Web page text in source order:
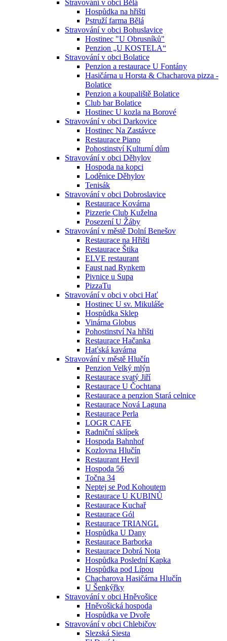
Stravování v obci Bělá
Hospůdka na hřišti
Pstruží farma Bělá
Stravování v obci Bohuslavice
Hostinec "U Obrusníků"
Penzion „U KOSTELA“
Stravování v obci Bolatice
Penzion a restaurace U Fontány
Hasičárna u Horsta & Chacharova pizza -
Bolatice
Penzion a koupaliště Bolatice
Club bar Bolatice
Hostinec U kozla na Borové
Stravování v obci Darkovice
Hostinec Na Zastávce
Restaurace Piano
Pohostinství Kulturní dům
Stravování v obci Děhylov
Hospoda na kopci
Loděnice Děhylov
Tenisák
Stravování v obci Dobroslavice
Restaurace Kovárna
Pizzerie Club Kuželna
Posezení U Žáby
Stravování v městě Dolní Benešov
Restaurace na Hřišti
Restaurace Štika
ELVE restaurant
Faust nad Rynkem
Pivnice u Supa
PizzaTu
Stravování v obci v obci Hať
Hostinec U sv. Mikuláše
Hospůdka Sklep
Vinárna Globus
Pohostinství Na hřišti
Restaurace Hačanka
Haťská kavárna
Stravování v městě Hlučín
Penzion Velký mlýn
Restaurace svatý Jiří
Restaurace U Čochtana
Restaurace a penzion Stará celnice
Restaurace Nová Laguna
Restaurace Perla
LOGR CAFE
Radniční sklípek
Hospoda Bahnhof
Kozlovna Hlučín
Restaurant Hevil
Hospoda 56
Točna 34
Neptej se Pod Kohoutem
Restaurace U KUBINŮ
Restaurace Kuchař
Restaurace Gól
Restaurace TRIANGL
Hospůdka U Dany
Restaurace Barborka
Restaurace Dobrá Nota
Hospůdka Poslední Kapka
Hospůdka pod Lípou
Chacharova Hasičárna Hlučín
U Šenkýřky
Stravování v obci Hněvošice
Hněvošická hospoda
Hospůdka ve Dvoře
Stravování v obci Chlebičov
Slezská Siesta